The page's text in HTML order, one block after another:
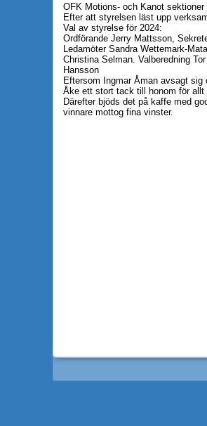
OFK Motions- och Kanot
Efter att styrelsen läst upp
Val av styrelse för 2024:
Ordförande Jerry Mattsson,
Ledamöter Sandra Wettemark-
Christina Selman. Valberedning
Hansson
Eftersom Ingmar Åman avsagt
Åke ett stort tack till honom för
Därefter bjöds det på kaffe med
vinnare mottog fina vinster.